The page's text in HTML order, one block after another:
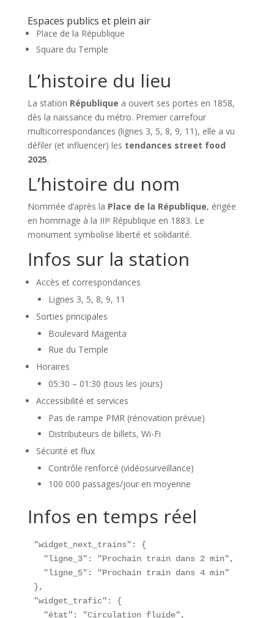
Espaces publics et plein air
Place de la République
Square du Temple
L’histoire du lieu
La station République a ouvert ses portes en 1858,
dès la naissance du métro. Premier carrefour
multicorrespondances (lignes 3, 5, 8, 9, 11), elle a vu
défiler (et influencer) les tendances street food
2025.
L’histoire du nom
Nommée d’après la Place de la République, érigée
en hommage à la IIIᵉ République en 1883. Le
monument symbolise liberté et solidarité.
Infos sur la station
Accès et correspondances
Lignes 3, 5, 8, 9, 11
Sorties principales
Boulevard Magenta
Rue du Temple
Horaires
05:30 – 01:30 (tous les jours)
Accessibilité et services
Pas de rampe PMR (rénovation prévue)
Distributeurs de billets, Wi-Fi
Sécurité et flux
Contrôle renforcé (vidéosurveillance)
100 000 passages/jour en moyenne
Infos en temps réel
"widget_next_trains": {
  "ligne_3": "Prochain train dans 2 min",
  "ligne_5": "Prochain train dans 4 min"
},
"widget_trafic": {
  "état": "Circulation fluide",